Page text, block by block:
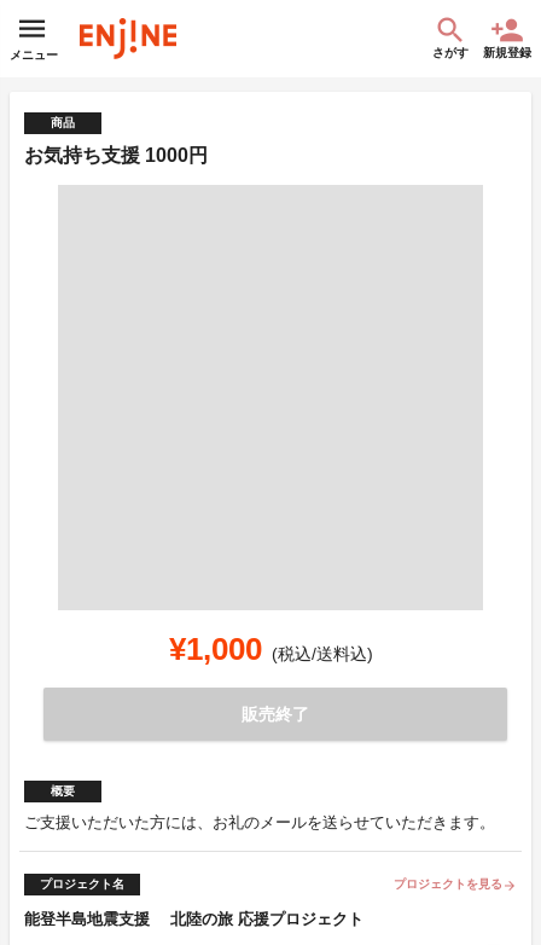
メニュー さがす 新規登録
商品
お気持ち支援 1000円
¥1,000 (税込/送料込)
販売終了
概要
ご支援いただいた方には、お礼のメールを送らせていただきます。
プロジェクト名 プロジェクトを見る arrow_forward
能登半島地震支援 北陸の旅 応援プロジェクト